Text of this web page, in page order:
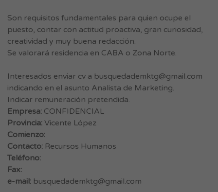
Son requisitos fundamentales para quien ocupe el
puesto, contar con actitud proactiva, gran curiosidad,
creatividad y muy buena redacción.
Se valorará residencia en CABA o Zona Norte.
Interesados enviar cv a busquedademktg@gmail.com
indicando en el asunto Analista de Marketing.
Indicar remuneración pretendida.
Empresa: CONFIDENCIAL
Provincia: Vicente López
Comienzo:
Contacto: Recursos Humanos
Teléfono:
Fax:
e-mail: busquedademktg@gmail.com